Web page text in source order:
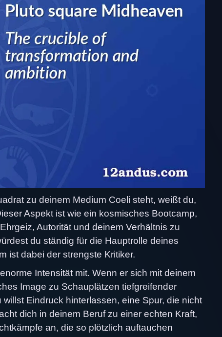
zu deinem Medium Coeli steht, weißt du,
Aspekt ist wie ein kosmisches Bootcamp,
Autorität und deinem Verhältnis zu
du ständig für die Hauptrolle deines
ist dabei der strengste Kritiker.
Intensität mit. Wenn er sich mit deinem
Image zu Schauplätzen tiefgreifender
Eindruck hinterlassen, eine Spur, die nicht
dich in deinem Beruf zu einer echten Kraft,
an, die so plötzlich auftauchen